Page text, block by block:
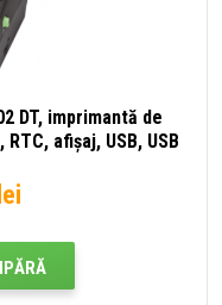
DT, imprimantă de
afișaj, USB, USB